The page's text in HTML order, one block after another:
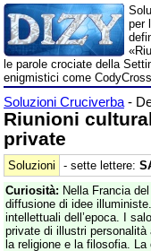
per
le parole crociate della
enigmistici come
Soluzioni Cruciverba -
Riunioni
private
Soluzioni - sette lettere:
Curiosità: Nella Francia
diffusione di idee
intellettuali dell’epoca. I
private di illustri personalità
la religione e la filosofia. La